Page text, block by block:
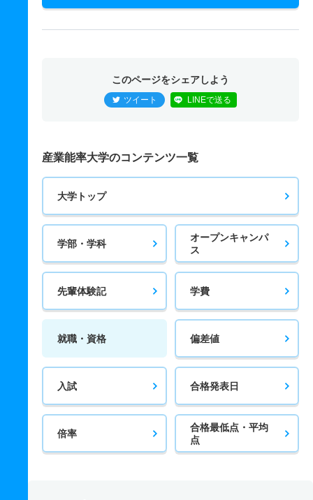
このページをシェアしよう
ツイート LINEで送る
産業能率大学のコンテンツ一覧
大学トップ
学部・学科
オープンキャンパ
ス
先輩体験記 学費
就職・資格 偏差値
入試 合格発表日
倍率
合格最低点・平均
点